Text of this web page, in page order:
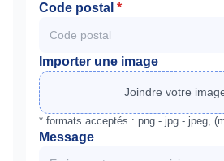
Code postal *
Importer une image
Joindre votre
* formats acceptés : png - jpg - jpeg,
Message